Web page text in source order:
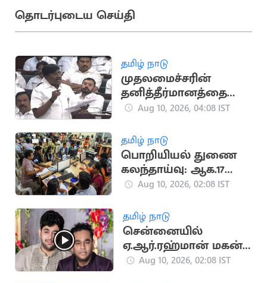
தொடர்புடைய செய்தி
தமிழ் நாடு
முதலமைச்சரின்
தனித்தீர்மானத்தை
அனைவரும் ஆதரிக்க
விஸ்வநாதன்
Aug 10, 2026, 04:08 IST
தமிழ் நாடு
பொறியியல் துணை
கலந்தாய்வு: ஆக.17
முதல் 31 வரை
விண்ணப்பிக்கலாம்
Aug 10, 2026, 02:08 IST
தமிழ் நாடு
சென்னையில்
ஏ.ஆர்.ரஹ்மான் மகன்
கார் விபத்தில்
Aug 10, 2026, 02:08 IST